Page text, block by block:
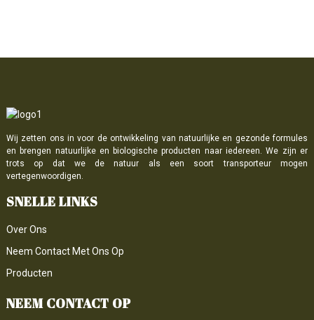
Wij zetten ons in voor de ontwikkeling van natuurlijke en gezonde formules
en brengen natuurlijke en biologische producten naar iedereen. We zijn er
trots op dat we de natuur als een soort transporteur mogen
vertegenwoordigen.
SNELLE LINKS
Over Ons
Neem Contact Met Ons Op
Producten
NEEM CONTACT OP